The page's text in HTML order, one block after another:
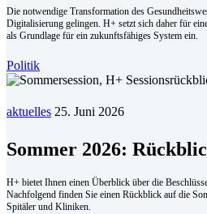
Die notwendige Transformation des
Digitalisierung gelingen. H+ setzt sich daher für
als Grundlage für ein zukunftsfähiges System ein.
Politik
aktuelles 25. Juni 2026
Sommer 2026:
H+ bietet Ihnen einen Überblick über die
Nachfolgend finden Sie einen Rückblick auf die
Spitäler und Kliniken.